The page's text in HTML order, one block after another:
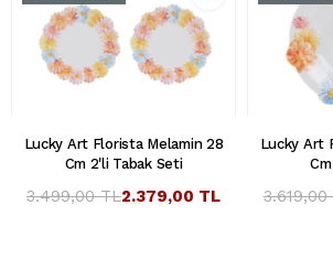
Lucky Art Florista Melamin 28
Cm 2'li Tabak Seti
2.379,00 TL
3.499,00 TL
Lucky Art
3.619,00